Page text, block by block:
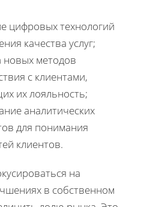
цифровых технологий
качества услуг;
новых методов
с клиентами,
их лояльность;
аналитических
для понимания
клиентов.
на
в собственном